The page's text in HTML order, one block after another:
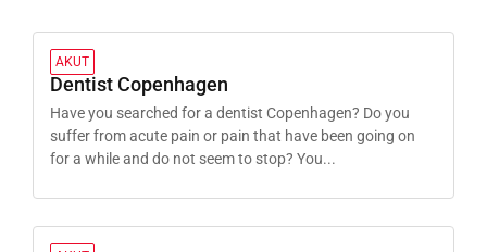
AKUT
Dentist Copenhagen
Have you searched for a dentist Copenhagen? Do you
suffer from acute pain or pain that have been going on
for a while and do not seem to stop? You...